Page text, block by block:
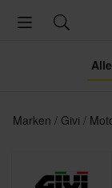
Marken Givi